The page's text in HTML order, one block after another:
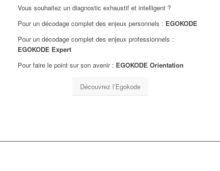
Vous souhaitez un diagnostic exhaustif et intelligent ?
Pour un décodage complet des enjeux personnels : EGOKODE
Pour un décodage complet des enjeux professionnels :
EGOKODE Expert
Pour faire le point sur son avenir : EGOKODE Orientation
Découvrez l’Egokode